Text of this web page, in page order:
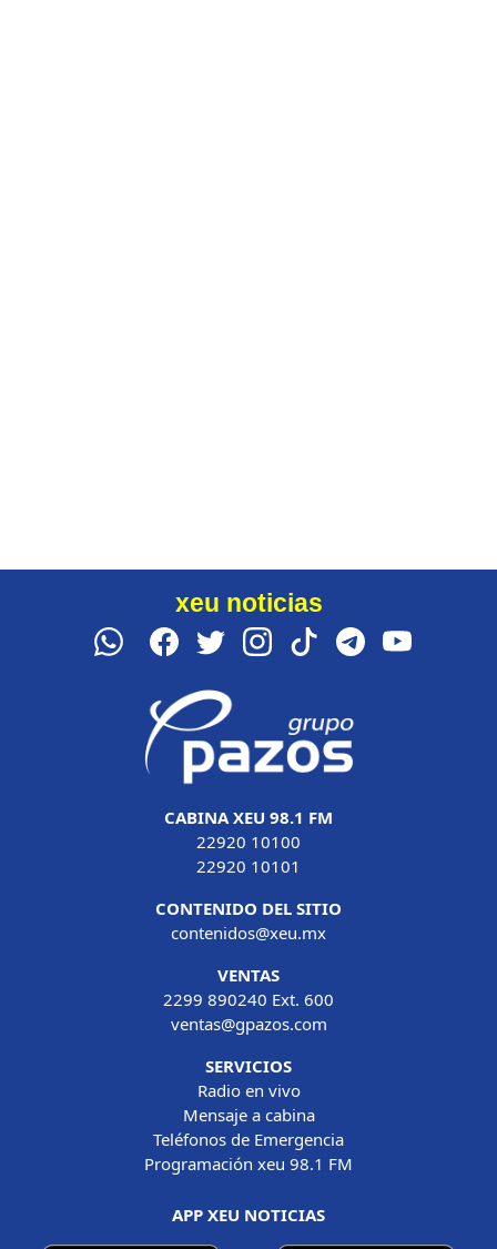
xeu noticias
CABINA XEU 98.1 FM
22920 10100
22920 10101
CONTENIDO DEL SITIO
contenidos@xeu.mx
VENTAS
2299 890240 Ext. 600
ventas@gpazos.com
SERVICIOS
Radio en vivo
Mensaje a cabina
Teléfonos de Emergencia
Programación xeu 98.1 FM
APP XEU NOTICIAS